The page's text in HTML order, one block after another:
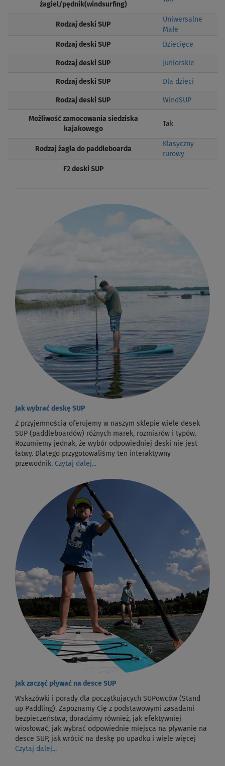
żagiel/pędnik(windsurfing)
Rodzaj deski SUP
Uniwersalne
Małe
Rodzaj deski SUP Dziecięce
Rodzaj deski SUP Juniorskie
Rodzaj deski SUP Dla dzieci
Rodzaj deski SUP WindSUP
Możliwość zamocowania siedziska
kajakowego
Tak
Rodzaj żagla do paddleboarda
Klasyczny
rurowy
F2 deski SUP
Jak wybrać deskę SUP
Z przyjemnością oferujemy w naszym sklepie wiele desek
SUP (paddleboardów) różnych marek, rozmiarów i typów.
Rozumiemy jednak, że wybór odpowiedniej deski nie jest
łatwy. Dlatego przygotowaliśmy ten interaktywny
przewodnik. Czytaj dalej...
Jak zacząć pływać na desce SUP
Wskazówki i porady dla początkujących SUPowców (Stand
up Paddling). Zapoznamy Cię z podstawowymi zasadami
bezpieczeństwa, doradzimy również, jak efektywniej
wiosłować, jak wybrać odpowiednie miejsca na pływanie na
desce SUP, jak wrócić na deskę po upadku i wiele więcej
Czytaj dalej...